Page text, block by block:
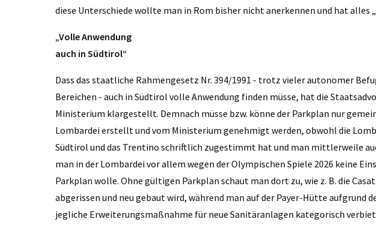
diese Unterschiede wollte man in Rom bisher nicht anerkennen und hat alles
„Volle Anwendung
auch in Südtirol“
Dass das staatliche Rahmengesetz Nr. 394/1991 - trotz vieler autonomer
Bereichen - auch in Südtirol volle Anwendung finden müsse, hat die
Ministerium klargestellt. Demnach müsse bzw. könne der Parkplan nur
Lombardei erstellt und vom Ministerium genehmigt werden, obwohl die
Südtirol und das Trentino schriftlich zugestimmt hat und man mittlerweile
man in der Lombardei vor allem wegen der Olympischen Spiele 2026 keine
Parkplan wolle. Ohne gültigen Parkplan schaut man dort zu, wie z. B. die
abgerissen und neu gebaut wird, während man auf der Payer-Hütte aufgrund
jegliche Erweiterungsmaßnahme für neue Sanitäranlagen kategorisch